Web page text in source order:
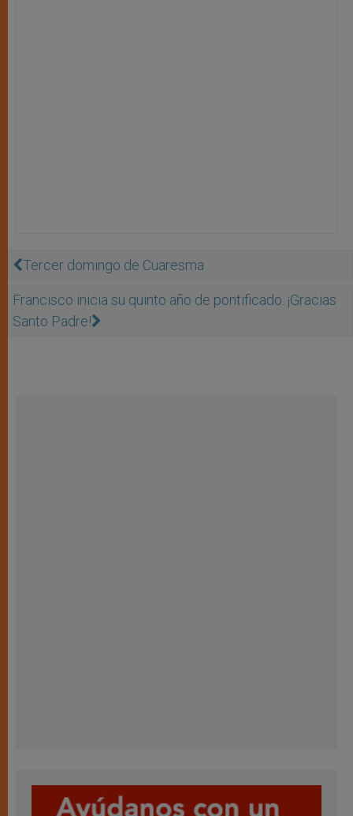
Tercer domingo de Cuaresma
Francisco inicia su quinto año de pontificado. ¡Gracias
Santo Padre!